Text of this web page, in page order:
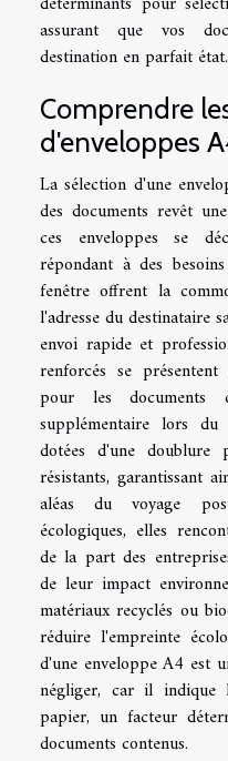
assurant que vos
destination en parfait état.
Comprendre
d'enveloppes
La sélection d'une
des documents revêt
ces enveloppes se
répondant à des
fenêtre offrent la
l'adresse du destinataire
envoi rapide et
renforcés se
pour les documents
supplémentaire lors
dotées d'une doublure
résistants, garantissant
aléas du voyage
écologiques, elles
de la part des
de leur impact
matériaux recyclés ou
réduire l'empreinte
d'une enveloppe A4 est
négliger, car il indique
papier, un facteur
documents contenus.